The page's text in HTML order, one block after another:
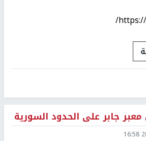
معبر جابر على الحدود السورية